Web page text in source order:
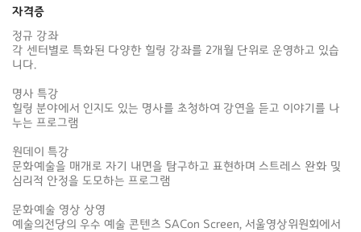
자격증
정규 강좌
각 센터별로 특화된 다양한 힐링 강좌를 2개월 단위로 운영하고 있습
니다.
명사 특강
힐링 분야에서 인지도 있는 명사를 초청하여 강연을 듣고 이야기를 나
누는 프로그램
원데이 특강
문화예술을 매개로 자기 내면을 탐구하고 표현하며 스트레스 완화 및
심리적 안정을 도모하는 프로그램
문화예술 영상 상영
예술의전당의 우수 예술 콘텐츠 SACon Screen, 서울영상위원회에서